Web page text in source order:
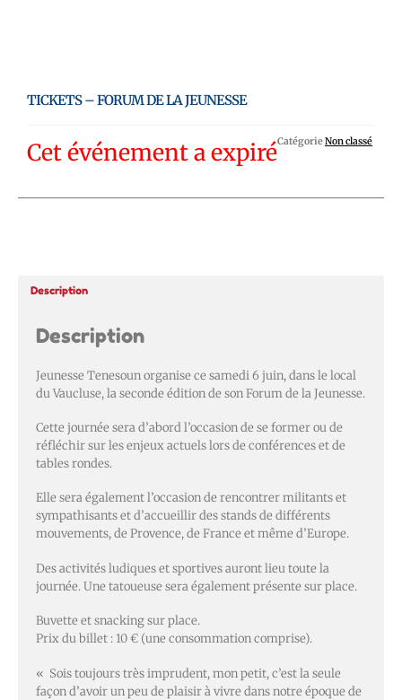
TICKETS – FORUM DE LA JEUNESSE
Cet événement a expiréCatégorieNon classé
Description
Description
Jeunesse Tenesoun organise ce samedi 6 juin, dans le local
du Vaucluse, la seconde édition de son Forum de la Jeunesse.
Cette journée sera d’abord l’occasion de se former ou de
réfléchir sur les enjeux actuels lors de conférences et de
tables rondes.
Elle sera également l’occasion de rencontrer militants et
sympathisants et d’accueillir des stands de différents
mouvements, de Provence, de France et même d’Europe.
Des activités ludiques et sportives auront lieu toute la
journée. Une tatoueuse sera également présente sur place.
Buvette et snacking sur place.
Prix du billet : 10 € (une consommation comprise).
« Sois toujours très imprudent, mon petit, c’est la seule
façon d’avoir un peu de plaisir à vivre dans notre époque de